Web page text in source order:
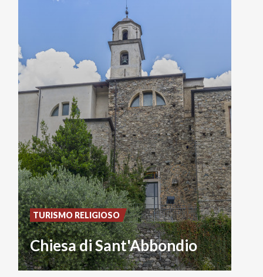
Chiesa di Sant'Abbondio
TURISMO RELIGIOSO